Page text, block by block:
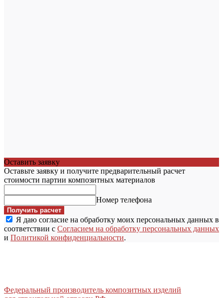
Оставить заявку
Оставьте заявку и получите предварительный расчет
стоимости партии композитных материалов
Номер телефона
Получить расчет
Я даю согласие на обработку моих персональных данных в
соответствии с Согласием на обработку персональных данных
и Политикой конфиденциальности.
Федеральный производитель композитных изделий